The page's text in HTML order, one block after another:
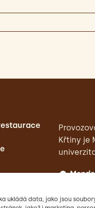
ukládá data, jako jsou
Křtiny je